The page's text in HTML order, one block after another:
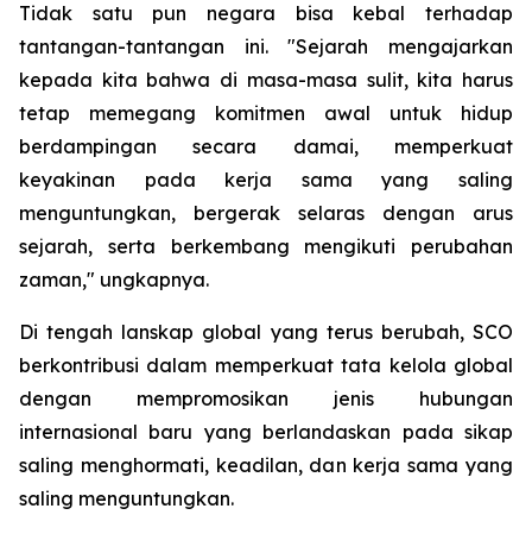
Tidak satu pun negara bisa kebal terhadap
tantangan-tantangan ini. "Sejarah mengajarkan
kepada kita bahwa di masa-masa sulit, kita harus
tetap memegang komitmen awal untuk hidup
berdampingan secara damai, memperkuat
keyakinan pada kerja sama yang saling
menguntungkan, bergerak selaras dengan arus
sejarah, serta berkembang mengikuti perubahan
zaman," ungkapnya.
Di tengah lanskap global yang terus berubah, SCO
berkontribusi dalam memperkuat tata kelola global
dengan mempromosikan jenis hubungan
internasional baru yang berlandaskan pada sikap
saling menghormati, keadilan, dan kerja sama yang
saling menguntungkan.